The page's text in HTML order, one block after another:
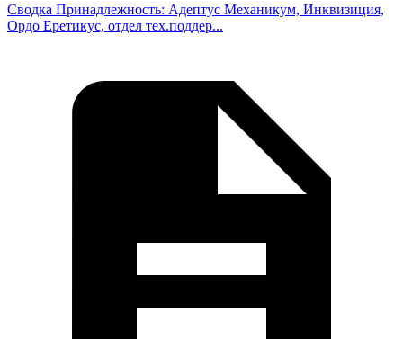
Сводка Принадлежность: Адептус Механикум, Инквизиция,
Ордо Еретикус, отдел тех.поддер...